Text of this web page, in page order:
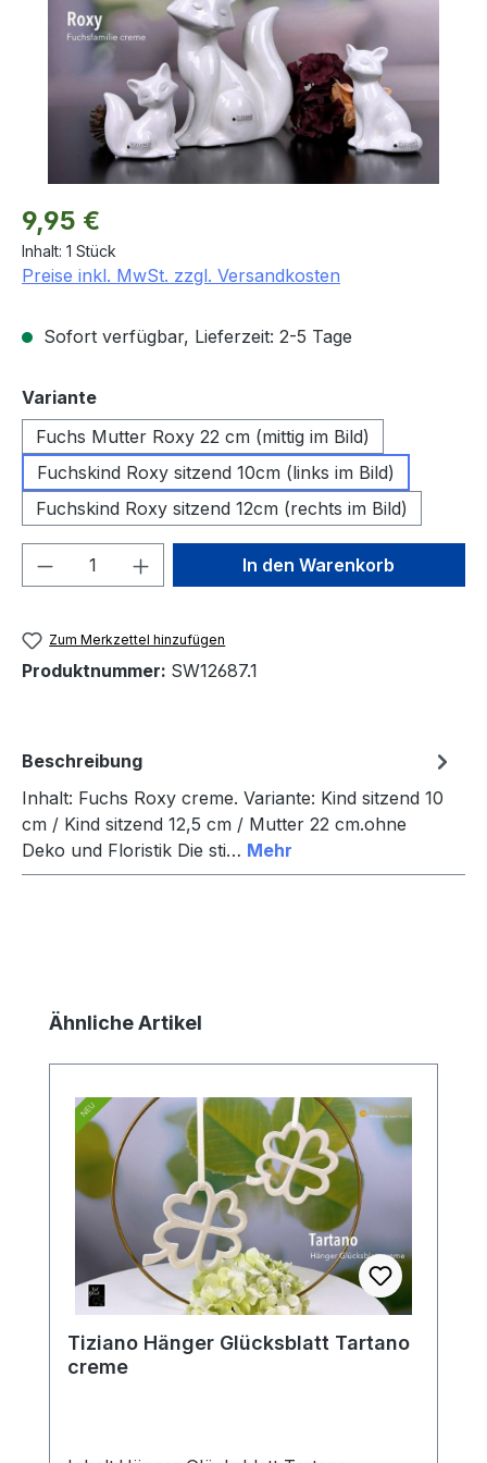
Regulärer Preis:
9,95 €
Inhalt: 1 Stück
Preise inkl. MwSt. zzgl. Versandkosten
Sofort verfügbar, Lieferzeit: 2-5 Tage
Varianteauswählen
Fuchs Mutter Roxy 22 cm (mittig im Bild)
Fuchskind Roxy sitzend 10cm (links im Bild)
Fuchskind Roxy sitzend 12cm (rechts im Bild)
Produkt Anzahl: Gib denIn den Warenkorb
Zum Merkzettel hinzufügen
Produktnummer: SW12687.1
Beschreibung
Inhalt: Fuchs Roxy creme. Variante: Kind sitzend 10
cm / Kind sitzend 12,5 cm / Mutter 22 cm.ohne
Deko und Floristik Die sti… Mehr
Produktgalerie überspringen
Ähnliche Artikel
Tiziano Hänger Glücksblatt Tartano
creme